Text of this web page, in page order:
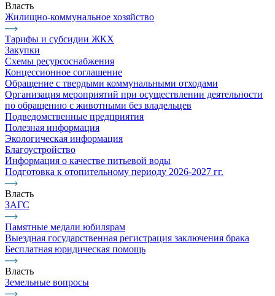
Власть
Жилищно-коммунальное хозяйство
Тарифы и субсидии ЖКХ
Закупки
Схемы ресурсоснабжения
Концессионное соглашение
Обращение с твердыми коммунальными отходами
Организация мероприятий при осуществлении деятельности
по обращению с животными без владельцев
Подведомственные предприятия
Полезная информация
Экологическая информация
Благоустройство
Информация о качестве питьевой воды
Подготовка к отопительному периоду 2026-2027 гг.
Власть
ЗАГС
Памятные медали юбилярам
Выездная государственная регистрация заключения брака
Бесплатная юридическая помощь
Власть
Земельные вопросы